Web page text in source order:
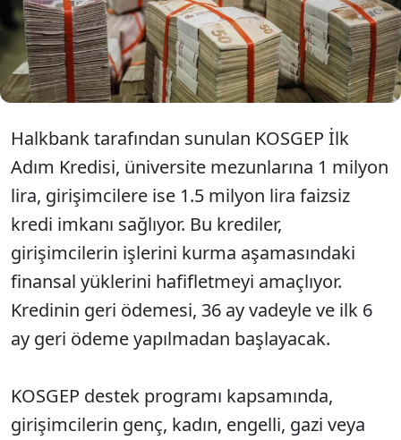
milyon lira, girişimcilere ise 1.5 milyon lira kadar
faizsiz kredi sağlanacak. İşte son başvuru tarihi ve
şartları...
Halkbank tarafından sunulan KOSGEP İlk
Adım Kredisi, üniversite mezunlarına 1 milyon
lira, girişimcilere ise 1.5 milyon lira faizsiz
kredi imkanı sağlıyor. Bu krediler,
girişimcilerin işlerini kurma aşamasındaki
finansal yüklerini hafifletmeyi amaçlıyor.
Kredinin geri ödemesi, 36 ay vadeyle ve ilk 6
ay geri ödeme yapılmadan başlayacak.
KOSGEP destek programı kapsamında,
girişimcilerin genç, kadın, engelli, gazi veya